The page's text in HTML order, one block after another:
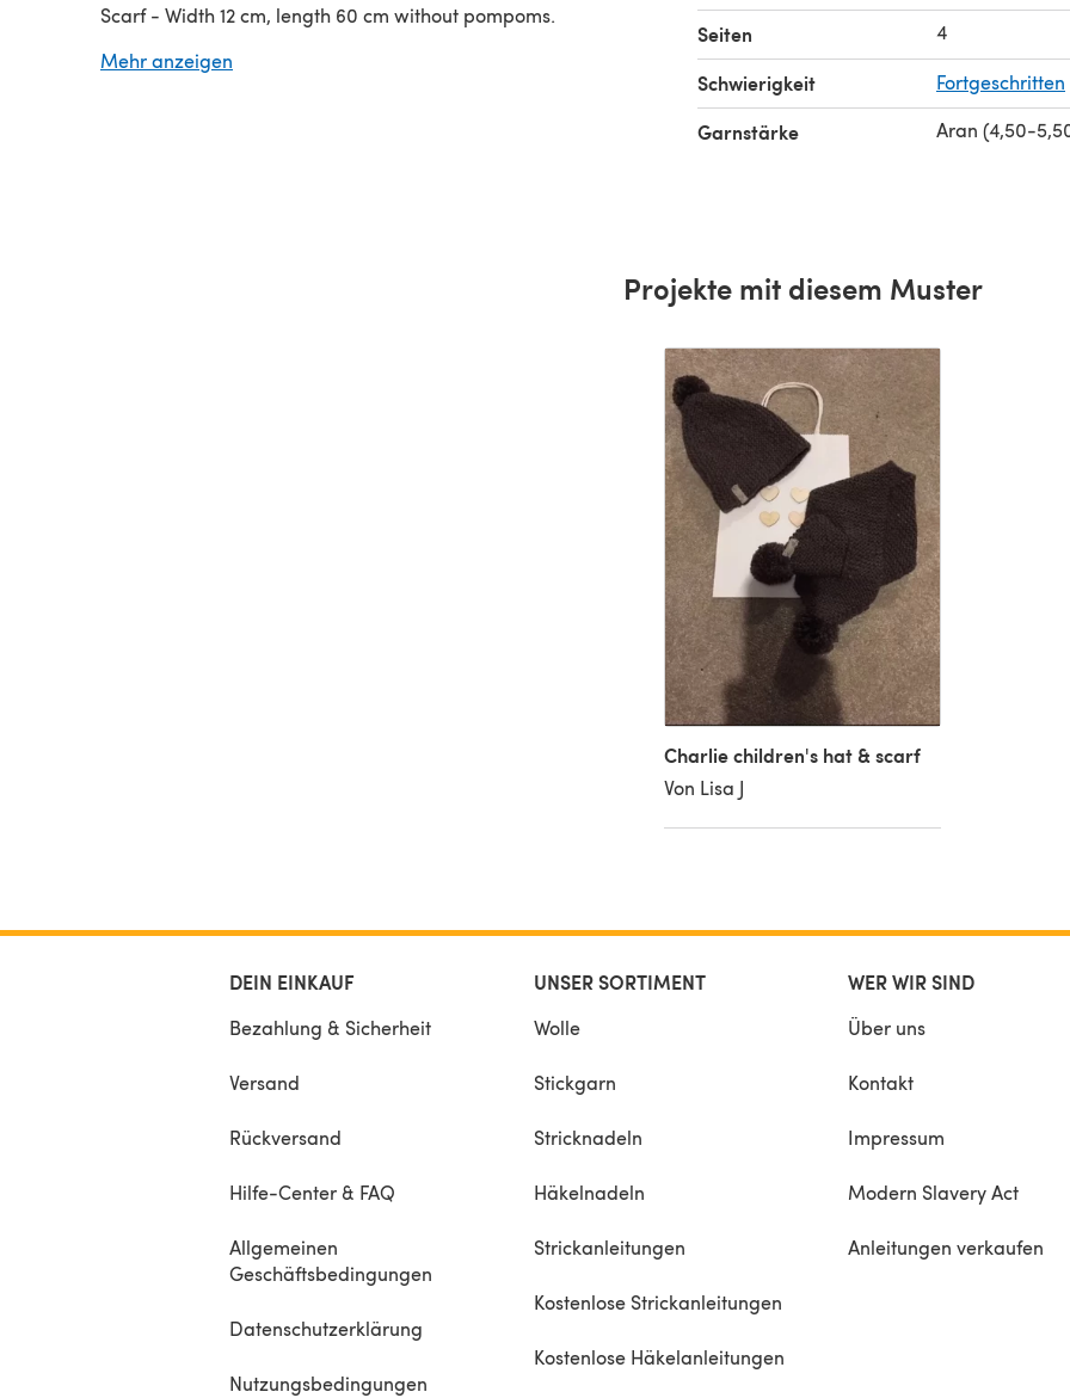
Scarf - Width 12 cm, length 60 cm without pompoms.
Circumference: 37 [41] cm
Mehr anzeigen
Seiten 4
Schwierigkeit Fortgeschritten
Garnstärke Aran (4,50-
Projekte mit diesem Muster
Charlie children's hat & scarf
Von Lisa J
DEIN EINKAUF
Bezahlung & Sicherheit
Versand
Rückversand
Hilfe-Center & FAQ
Allgemeinen
Geschäftsbedingungen
Datenschutzerklärung
Nutzungsbedingungen
UNSER SORTIMENT
Wolle
Stickgarn
Stricknadeln
Häkelnadeln
Strickanleitungen
Kostenlose Strickanleitungen
Kostenlose Häkelanleitungen
WER WIR SIND
Über uns
Kontakt
Impressum
Modern Slavery Act
Anleitungen verkaufen